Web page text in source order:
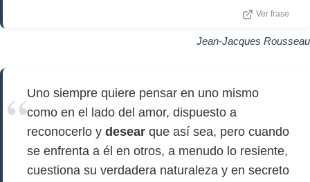
Ver frase
Jean-Jacques Rousseau
Uno siempre quiere pensar en uno mismo
como en el lado del amor, dispuesto a
reconocerlo y desear que así sea, pero cuando
se enfrenta a él en otros, a menudo lo resiente,
cuestiona su verdadera naturaleza y en secreto